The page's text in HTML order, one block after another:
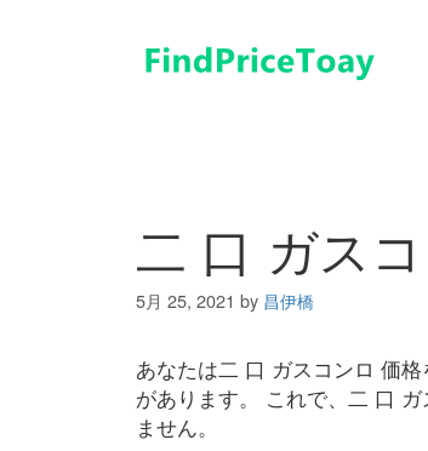
二 口 ガス
5月 25, 2021 by 昌伊橋
あなたは二 口 ガスコンロ 価
があります。 これで、二 口
ません。